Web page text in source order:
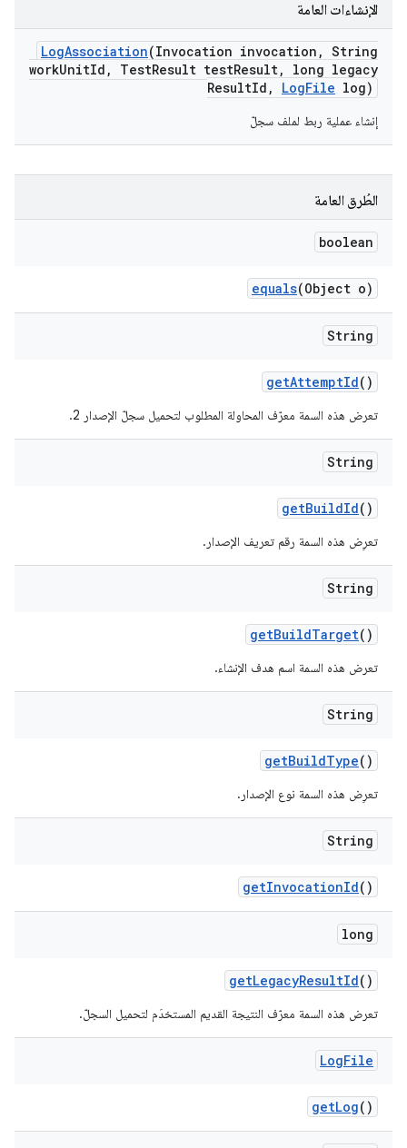
الإنشاءات العامة
LogAssociation(Invocation invocation , String
workUnitId , TestResult testResult,
long legacy
ResultId , LogFile log)
إنشاء عملية ربط لملف سجلّ
الطُرق العامة
boolean
equals(Object o)
String
getAttemptId()
تعرض هذه السمة معرّف المحاولة المطلوب لتحميل سجلّ الإصدار 2.
String
getBuildId()
تعرِض هذه السمة رقم تعريف الإصدار.
String
getBuildTarget()
تعرض هذه السمة اسم هدف الإنشاء.
String
getBuildType()
تعرِض هذه السمة نوع الإصدار.
String
getInvocationId()
long
getLegacyResultId()
تعرض هذه السمة معرّف النتيجة القديم المستخدَم لتحميل السجلّ.
LogFile
getLog()